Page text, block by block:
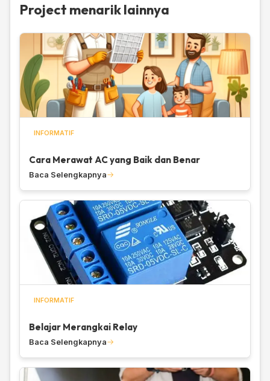
Project menarik lainnya
INFORMATIF
Cara Merawat AC yang Baik dan Benar
Baca Selengkapnya
INFORMATIF
Belajar Merangkai Relay
Baca Selengkapnya